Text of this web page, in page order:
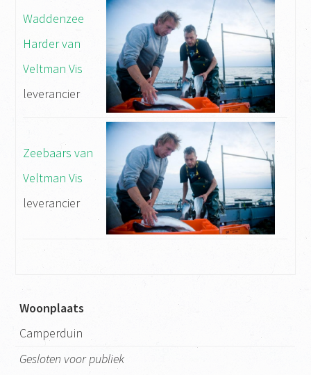
Waddenzee
Harder van
Veltman Vis
leverancier
Zeebaars van
Veltman Vis
leverancier
Woonplaats
Camperduin
Gesloten voor publiek